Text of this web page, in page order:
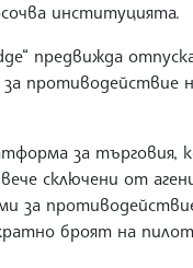
институцията.
предвижда
за
за търговия,
сключени от
за
броят на